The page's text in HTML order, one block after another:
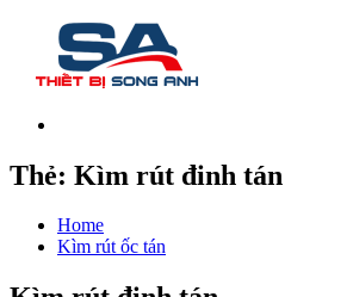
Thẻ: Kìm rút đinh tán
Home
Kìm rút ốc tán